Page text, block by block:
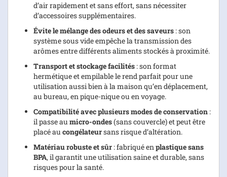
d’air rapidement et sans effort, sans nécessiter
d’accessoires supplémentaires.
Évite le mélange des odeurs et des saveurs : son
système sous vide empêche la transmission des
arômes entre différents aliments stockés à proximité.
Transport et stockage facilités : son format
hermétique et empilable le rend parfait pour une
utilisation aussi bien à la maison qu’en déplacement,
au bureau, en pique-nique ou en voyage.
Compatibilité avec plusieurs modes de conservation :
il passe au micro-ondes(sans couvercle) et peut être
placé au congélateursans risque d’altération.
Matériau robuste et sûr : fabriqué enplastique sans
BPA, il garantit une utilisation saine et durable, sans
risques pour la santé.